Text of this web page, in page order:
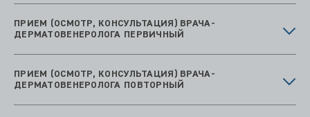
ПРИЕМ (ОСМОТР, КОНСУЛЬТАЦИЯ) ВРАЧА-
ДЕРМАТОВЕНЕРОЛОГА ПЕРВИЧНЫЙ
ПРИЕМ (ОСМОТР, КОНСУЛЬТАЦИЯ) ВРАЧА-
ДЕРМАТОВЕНЕРОЛОГА ПОВТОРНЫЙ